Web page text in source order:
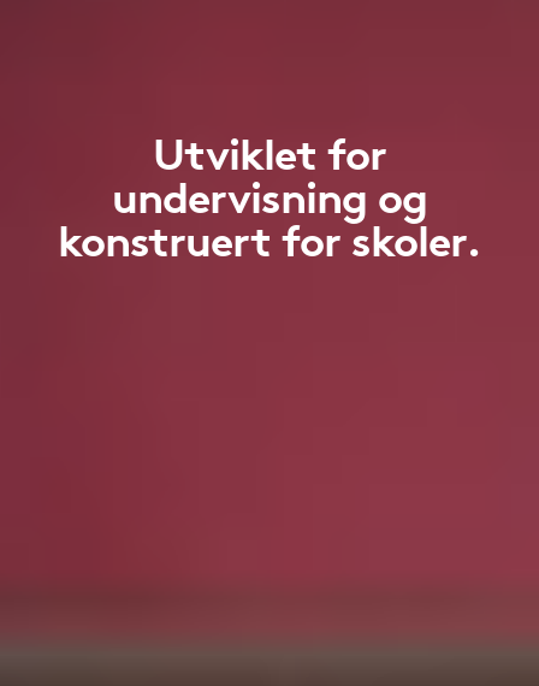
Utviklet for
undervisning og
konstruert for skoler.